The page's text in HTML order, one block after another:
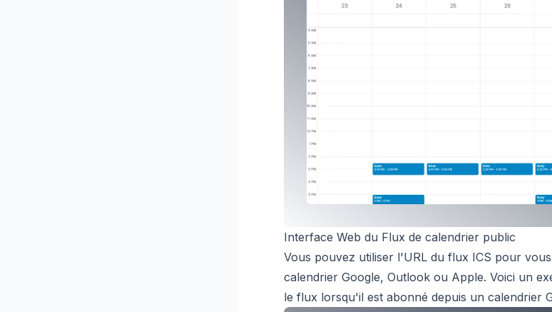
Interface Web du Flux de calendrier public
Vous pouvez utiliser l'URL du flux ICS pour
calendrier Google, Outlook ou Apple. Voici un
le flux lorsqu'il est abonné depuis un calendrier